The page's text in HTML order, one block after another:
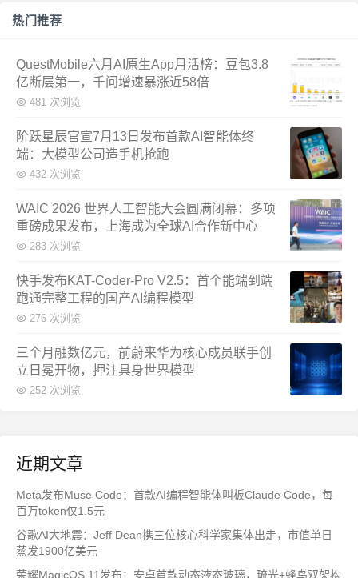
热门推荐
QuestMobile六月AI原生App月活榜：豆包3.8
亿断层第一，千问增速暴涨近58倍
481 次浏览
阶跃星辰官宣7月13日发布首款AI智能体终
端：大模型公司造手机抢跑
432 次浏览
WAIC 2026 世界人工智能大会圆满闭幕：多项
重磅成果发布，上海成为全球AI合作新中心
283 次浏览
快手发布KAT-Coder-Pro V2.5：首个能端到端
跑通完整工程的国产AI编程模型
276 次浏览
三个月融数亿元，前蔚来华为核心成员联手创
立日冕开物，押注具身世界模型
252 次浏览
近期文章
Meta发布Muse Code：首款AI编程智能体叫板Claude Code，每
百万token仅1.5元
谷歌AI大地震：Jeff Dean携三位核心科学家集体出走，市值单日
蒸发1900亿美元
荣耀MagicOS 11发布：安卓首款动态液态玻璃，琉光+蜂鸟双架构